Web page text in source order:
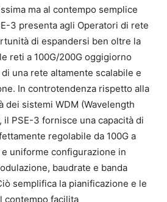
ma al contempo semplice
3 presenta agli Operatori di rete
di espandersi ben oltre la
reti a 100G/200G oggigiorno
una rete altamente scalabile e
In controtendenza rispetto alla
dei sistemi WDM (Wavelength
PSE-3 fornisce una capacità di
regolabile da 100G a
uniforme configurazione in
baudrate e banda
semplifica la pianificazione e le
contempo facilita